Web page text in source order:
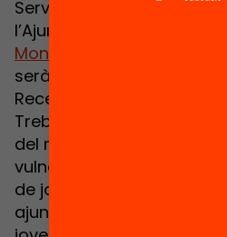
Servei de Formació i
l’Ajuntament de
Montes
serà conduït per Mònica
Recerca de la Fundació
Treballes amb joves que
del món educatiu i que
vulnerabilitat? Tens
de joventut, d’educació o
ajuntament i vols saber